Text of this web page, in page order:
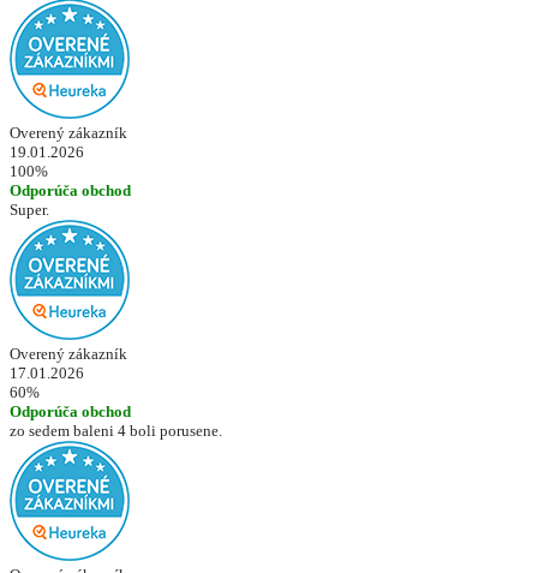
Overený zákazník
19.01.2026
100%
Odporúča obchod
Super.
Overený zákazník
17.01.2026
60%
Odporúča obchod
zo sedem baleni 4 boli porusene.